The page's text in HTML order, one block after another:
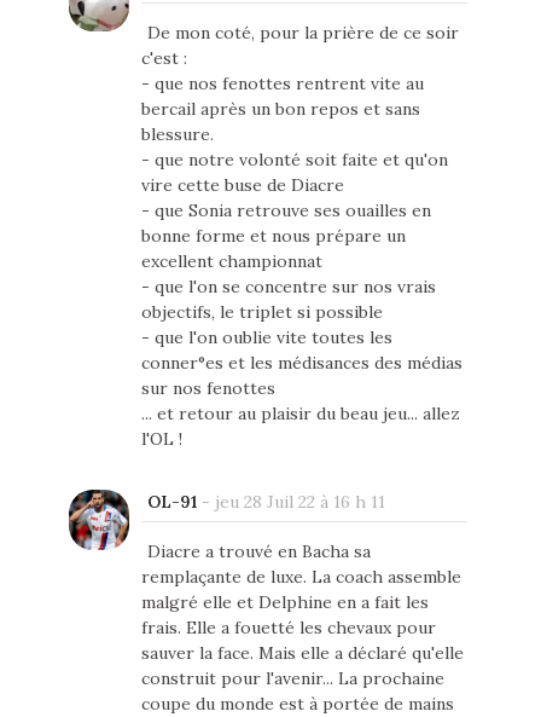
De mon coté, pour la prière de ce soir
c'est :
- que nos fenottes rentrent vite au
bercail après un bon repos et sans
blessure.
- que notre volonté soit faite et qu'on
vire cette buse de Diacre
- que Sonia retrouve ses ouailles en
bonne forme et nous prépare un
excellent championnat
- que l'on se concentre sur nos vrais
objectifs, le triplet si possible
- que l'on oublie vite toutes les
conner°es et les médisances des médias
sur nos fenottes
... et retour au plaisir du beau jeu... allez
l'OL !
OL-91 - jeu 28 Juil 22 à 16 h 11
Diacre a trouvé en Bacha sa
remplaçante de luxe. La coach assemble
malgré elle et Delphine en a fait les
frais. Elle a fouetté les chevaux pour
sauver la face. Mais elle a déclaré qu'elle
construit pour l'avenir... La prochaine
coupe du monde est à portée de mains